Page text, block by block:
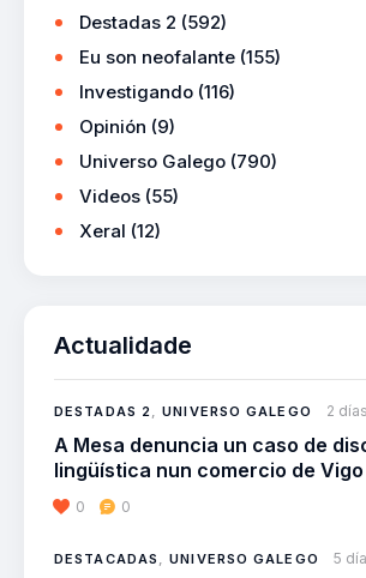
Destadas 2 (592)
Eu son neofalante (155)
Investigando (116)
Opinión (9)
Universo Galego (790)
Videos (55)
Xeral (12)
Actualidade
DESTADAS 2,UNIVERSO GALEGO 2
A Mesa denuncia un caso de
lingüística nun comercio de Vigo
0 0
DESTACADAS ,UNIVERSO GALEGO 5